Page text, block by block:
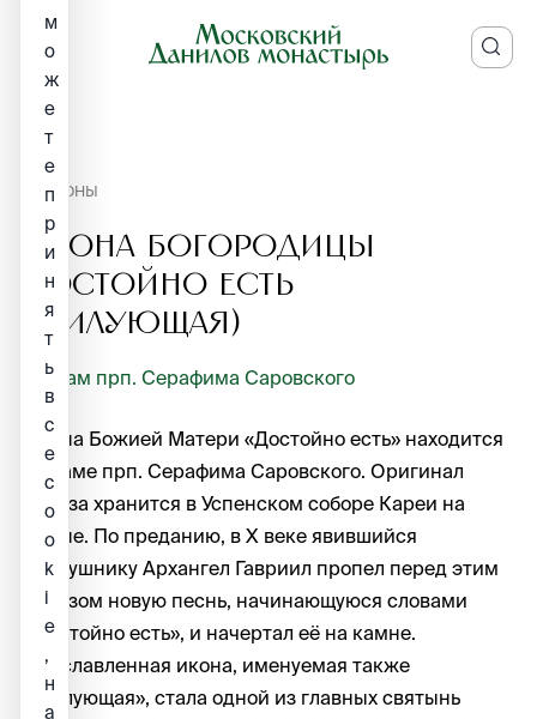
ИКОНЫ
Икона Богородицы
Достойно есть
(Милующая)
Храм прп. Серафима Саровского
Икона Божией Матери «Достойно есть» находится
в храме прп. Серафима Саровского. Оригинал
образа хранится в Успенском соборе Кареи на
Афоне. По преданию, в X веке явившийся
послушнику Архангел Гавриил пропел перед этим
образом новую песнь, начинающуюся словами
«Достойно есть», и начертал её на камне.
Прославленная икона, именуемая также
«Милующая», стала одной из главных святынь
м
о
ж
е
т
е
п
р
и
н
я
т
ь
в
с
е
c
o
o
k
i
e
,
н
а